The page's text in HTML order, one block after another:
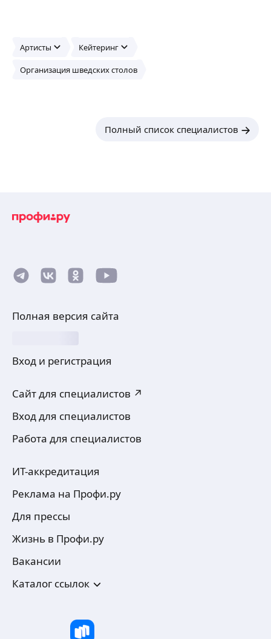
Артисты Кейтеринг
Организация шведских столов
Полный список специалистов
Полная версия сайта
Вход и регистрация
Сайт для специалистов ↗
Вход для специалистов
Работа для специалистов
ИТ-аккредитация
Реклама на Профи.ру
Для прессы
Жизнь в Профи.ру
Вакансии
Каталог ссылок